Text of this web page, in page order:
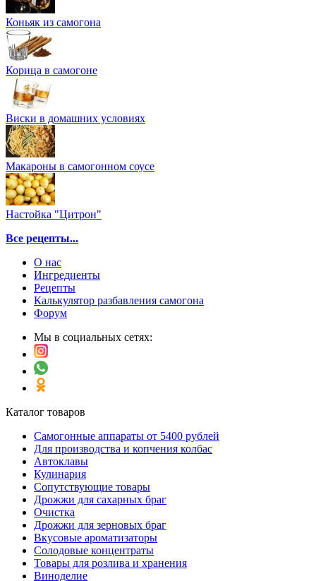
Коньяк из самогона
Корица в самогоне
Виски в домашних условиях
Макароны в самогонном соусе
Настойка "Цитрон"
Все рецепты...
О нас
Ингредиенты
Рецепты
Калькулятор разбавления самогона
Форум
Мы в социальных сетях:
Каталог товаров
Самогонные аппараты от 5400 рублей
Для производства и копчения колбас
Автоклавы
Кулинария
Сопутствующие товары
Дрожжи для сахарных браг
Очистка
Дрожжи для зерновых браг
Вкусовые ароматизаторы
Солодовые концентраты
Товары для розлива и хранения
Виноделие